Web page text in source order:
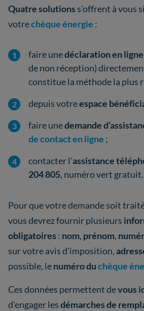
Quatre solutions s'offrent à vous
votrechèque énergie :
faire unedéclaration en ligne
de non réception)
constitue la méthode la plus
depuis votreespace
faire unedemande
de contact en ligne ;
contacter l'assistance
204 805, numéro vert gratuit.
Pour que votre demande soit
vous devrez fournir plusieurs
obligatoires : nom, prénom,
sur votre avis d'imposition,
possible, lenuméro duchèque
Ces données permettent devous
d'engager lesdémarches de